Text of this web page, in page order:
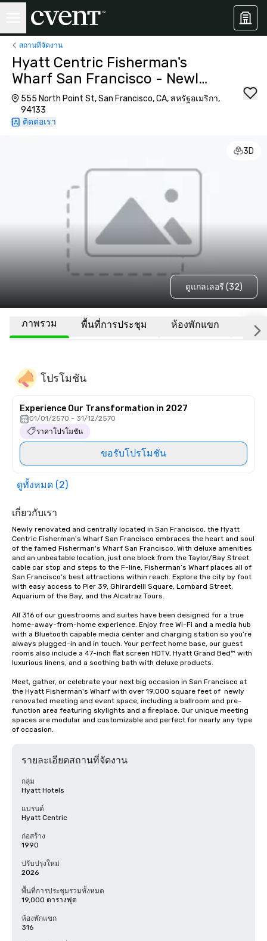
สถานที่จัดงาน
Hyatt Centric Fisherman's
Wharf San Francisco - Newly
Renovated
555 North Point St, San Francisco, CA, สหรัฐอเมริกา,
94133
ติดต่อเรา
3D
ดูแกลเลอรี (32)
ภาพรวม พื้นที่การประชุม ห้องพักแขก สถา
โปรโมชัน
Experience Our Transformation in 2027
01/01/2570 - 31/12/2570
ราคาโปรโมชัน
ขอรับโปรโมชั่น
ดูทั้งหมด (2)
เกี่ยวกับเรา
Newly renovated and centrally located in San Francisco, the Hyatt
Centric Fisherman's Wharf San Francisco embraces the heart and soul
of the famed Fisherman's Wharf San Francisco. With deluxe amenities
and an unbeatable location, just one block from the Taylor/Bay Street
cable car stop and steps to the F-line, Fisherman’s Wharf places all of
San Francisco’s best attractions within reach. Explore the city by foot
with easy access to Pier 39, Ghirardelli Square, Lombard Street,
Aquarium of the Bay, and the Alcatraz Tours.
All 316 of our guestrooms and suites have been designed for a true
home-away-from-home experience. Enjoy free Wi-Fi and a media hub
with a Bluetooth capable media center and charging station so you’re
always plugged-in and in touch. Your perfect home base, our guest
rooms also include a 47-inch flat screen HDTV, Hyatt Grand Bed™ with
luxurious linens, and a soothing bath with deluxe products.
Meet, gather, or celebrate your next big occasion in San Francisco at
the Hyatt Fisherman's Wharf with over 19,000 square feet of  newly
renovated meeting and event space, including a ballroom and pre-
function area featuring skylights and a fireplace. Our unique meeting
spaces are modular and customizable and perfect for nearly any type
of occasion.
รายละเอียดสถานที่จัดงาน
กลุ่ม
Hyatt Hotels
แบรนด์
Hyatt Centric
ก่อสร้าง
1990
ปรับปรุงใหม่
2026
พื้นที่การประชุมรวมทั้งหมด
19,000 ตารางฟุต
ห้องพักแขก
316